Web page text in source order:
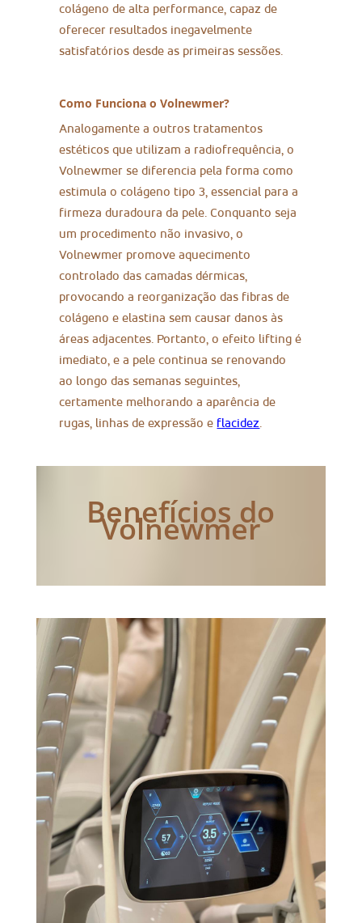
colágeno de alta performance, capaz de
oferecer resultados inegavelmente
satisfatórios desde as primeiras sessões.
Como Funciona o Volnewmer?
Analogamente a outros tratamentos
estéticos que utilizam a radiofrequência, o
Volnewmer se diferencia pela forma como
estimula o colágeno tipo 3, essencial para a
firmeza duradoura da pele. Conquanto seja
um procedimento não invasivo, o
Volnewmer promove aquecimento
controlado das camadas dérmicas,
provocando a reorganização das fibras de
colágeno e elastina sem causar danos às
áreas adjacentes. Portanto, o efeito lifting é
imediato, e a pele continua se renovando
ao longo das semanas seguintes,
certamente melhorando a aparência de
rugas, linhas de expressão e flacidez.
Benefícios do
Volnewmer